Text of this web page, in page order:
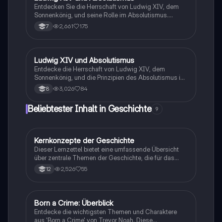
politischen Systeme mit modernen Staatsformen.
Ideal für Geschichtsstudenten und zur Vorbereitung
auf Prüfungen.
Entdecken Sie die Herrschaft von Ludwig XIV, dem
Sonnenkönig, und seine Rolle im Absolutismus.
Erfahren Sie mehr über Merkantilismus, die
Ständegesellschaft in Frankreich und das prächtige
der französischen Geschichte im 17. Jahrhundert.
7 2,661 175
Geschichte
Ludwig XIV und Absolutismus
Entdecke die Herrschaft von Ludwig XIV, dem
Sonnenkönig, und die Prinzipien des Absolutismus in
Frankreich. Diese Zusammenfassung behandelt die
Rolle der verschiedenen Stände, die Bedeutung der
Analyse von Karikaturen. Ideal für die Vorbereitung
8 3,026 84
Beliebtester Inhalt in Geschichte 9
Geschichte
Kernkonzepte der Geschichte
Dieser Lernzettel bietet eine umfassende Übersicht
über zentrale Themen der Geschichte, die für das
mündliche Abitur in Baden-Württemberg relevant
sind. Er behandelt wichtige Ereignisse und Konzepte
Dekolonisierung, die Rolle der Frauenbewegung und
die Auswirkungen der Industrialisierung. Ideal für
Schüler, die sich auf ihre mündliche Prüfung
12 2,526 55
Englisch
Born a Crime: Überblick
Entdecke die wichtigsten Themen und Charaktere
aus 'Born a Crime' von Trevor Noah. Diese